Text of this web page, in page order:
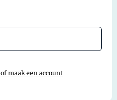
of maak een account